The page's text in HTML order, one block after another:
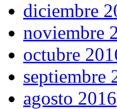
diciembre
noviembre
octubre
septiembre
agosto 2016